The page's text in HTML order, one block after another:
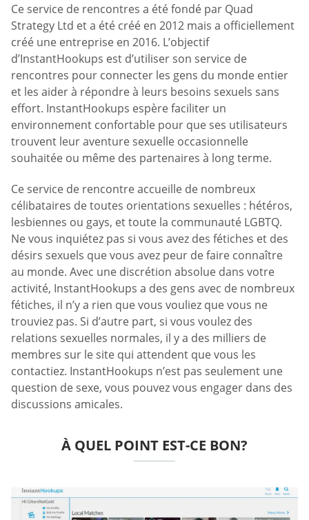
Ce service de rencontres a été fondé par Quad
Strategy Ltd et a été créé en 2012 mais a officiellement
créé une entreprise en 2016. L’objectif
d’InstantHookups est d’utiliser son service de
rencontres pour connecter les gens du monde entier
et les aider à répondre à leurs besoins sexuels sans
effort. InstantHookups espère faciliter un
environnement confortable pour que ses utilisateurs
trouvent leur aventure sexuelle occasionnelle
souhaitée ou même des partenaires à long terme.
Ce service de rencontre accueille de nombreux
célibataires de toutes orientations sexuelles : hétéros,
lesbiennes ou gays, et toute la communauté LGBTQ.
Ne vous inquiétez pas si vous avez des fétiches et des
désirs sexuels que vous avez peur de faire connaître
au monde. Avec une discrétion absolue dans votre
activité, InstantHookups a des gens avec de nombreux
fétiches, il n’y a rien que vous vouliez que vous ne
trouviez pas. Si d’autre part, si vous voulez des
relations sexuelles normales, il y a des milliers de
membres sur le site qui attendent que vous les
contactiez. InstantHookups n’est pas seulement une
question de sexe, vous pouvez vous engager dans des
discussions amicales.
À QUEL POINT EST-CE BON?